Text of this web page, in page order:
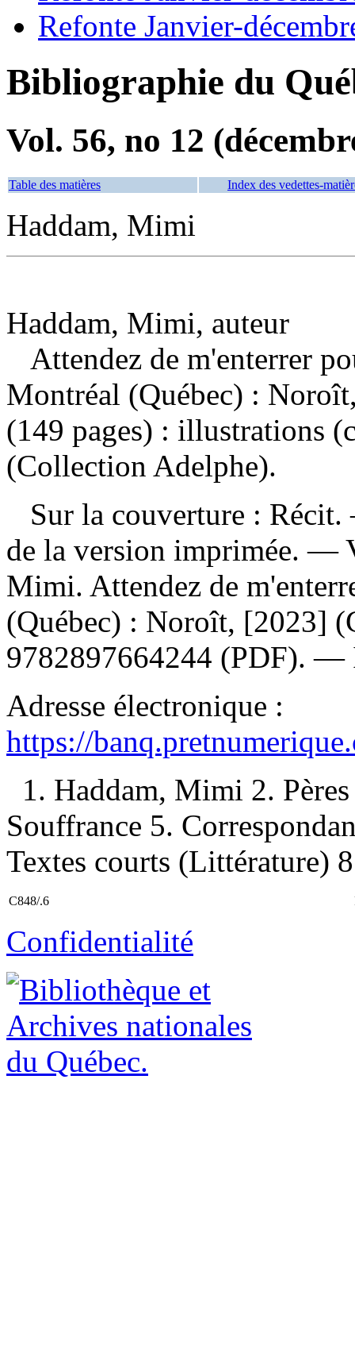
Refonte Janvier-
Bibliographie du
Vol. 56, no 12
Table des matières Index des vedettes-
Haddam, Mimi
Haddam, Mimi, auteur
Attendez de m'enterrer
Montréal (Québec) :
(149 pages) : illustrations
(Collection Adelphe).
Sur la couverture :
de la version imprimée. —
Mimi. Attendez de
(Québec) : Noroît, [2023]
9782897664244 (PDF). —
Adresse électronique :
https://
1. Haddam, Mimi 2.
Souffrance 5.
Textes courts (Littérature)
C848/.6
Confidentialité